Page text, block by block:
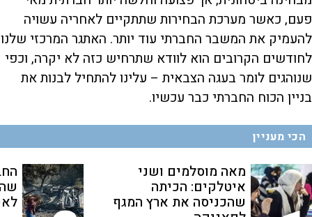
פעם, כאשר מערכת הבחירות שתתקיים לאחריה עשויה
להעמיק את המשבר החברתי עוד יותר. האתגר המרכזי שלנו
לחודשים הקרובים הוא לוודא שתרחיש כזה לא יקרה, וכפי
שנוהגים לומר בעגה הצבאית – עלינו להתחיל לבנות את
בניין הכוח החברתי כבר עכשיו.
הכי מעניין
מאה מוסלמים ושני
איטלקים: הכיתה
שהכניסה את ארץ המגף